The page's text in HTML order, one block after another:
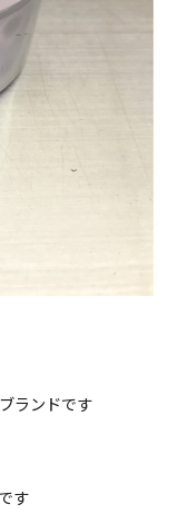
ランドです
す